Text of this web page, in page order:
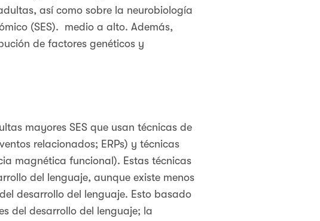
así como sobre la neurobiología
(SES). medio a alto. Además,
de factores genéticos y
mayores SES que usan técnicas de
relacionados; ERPs) y técnicas
magnética funcional). Estas técnicas
del lenguaje, aunque existe menos
desarrollo del lenguaje. Esto basado
del desarrollo del lenguaje; la